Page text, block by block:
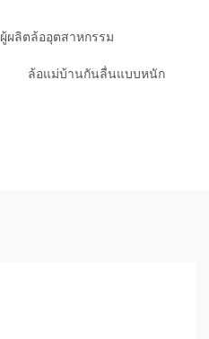
ผู้ผลิตล้ออุตสาหกรรม
ล้อแม่บ้านกันลื่นแบบหนัก